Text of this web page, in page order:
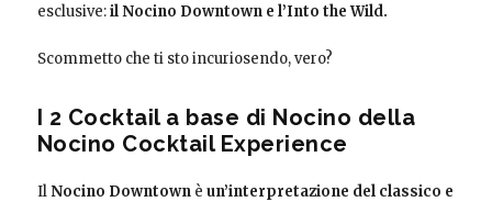
esclusive:il Nocino Downtown e l’Into the Wild.
Scommetto che ti sto incuriosendo, vero?
I 2 Cocktail a base di Nocino della
Nocino Cocktail Experience
IlNocino Downtownè un’interpretazione del classico e